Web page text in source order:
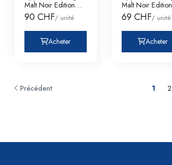
Malt Noir Edition
Dreifaltigke
90 CHF/ unité
Acheter
Malt Noir Edition
Dreifaltigke
69 CHF/ unité
Acheter
Précédent 1 2